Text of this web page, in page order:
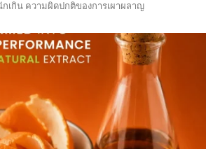
เกิน ความผิดปกติของการเผาผลาญ